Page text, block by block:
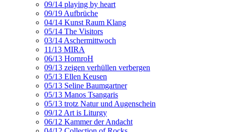
09/14 playing by heart
09/19 Aufbrüche
04/14 Kunst Raum Klang
05/14 The Visitors
03/14 Aschermittwoch
11/13 MIRA
06/13 HornroH
09/13 zeigen verhüllen verbergen
05/13 Ellen Keusen
05/13 Seline Baumgartner
05/13 Manos Tsangaris
05/13 trotz Natur und Augenschein
09/12 Art is Liturgy
06/12 Kammer der Andacht